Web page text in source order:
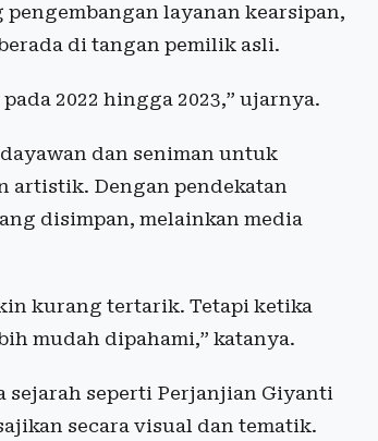
layanan kearsipan,
di tangan pemilik asli.
2022 hingga 2023,” ujarnya.
dan seniman untuk
artistik. Dengan pendekatan
disimpan, melainkan media
kurang tertarik. Tetapi ketika
mudah dipahami,” katanya.
sejarah seperti Perjanjian Giyanti
secara visual dan tematik.